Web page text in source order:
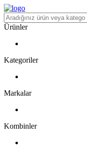
Ürünler
Kategoriler
Markalar
Kombinler